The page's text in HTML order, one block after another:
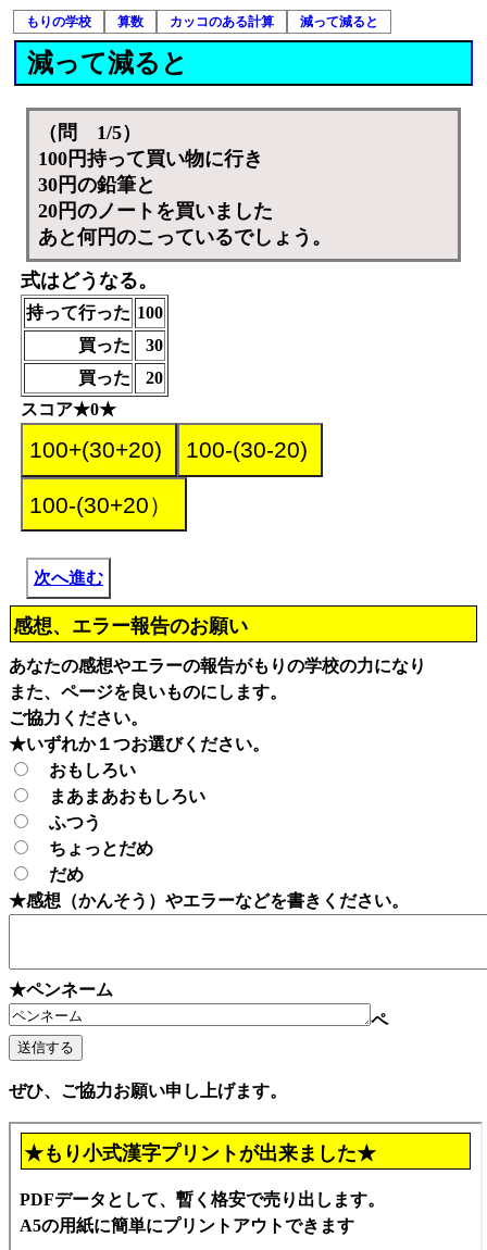
もりの学校 算数 カッコのある計算 減って減ると
減って減ると
（問 1/5）
100円持って買い物に行き
30円の鉛筆と
20円のノートを買いました
あと何円のこっているでしょう。
式はどうなる。
持って行った 100
買った
30
買った
20
スコア★0★
次へ進む
感想、エラー報告のお願い
あなたの感想やエラーの報告がもりの学校の力になり
また、ページを良いものにします。
ご協力ください。
★いずれか１つお選びください。
おもしろい
まあまあおもしろい
ふつう
ちょっとだめ
だめ
★感想（かんそう）やエラーなどを書きください。
★ペンネーム
ペ
ぜひ、ご協力お願い申し上げます。